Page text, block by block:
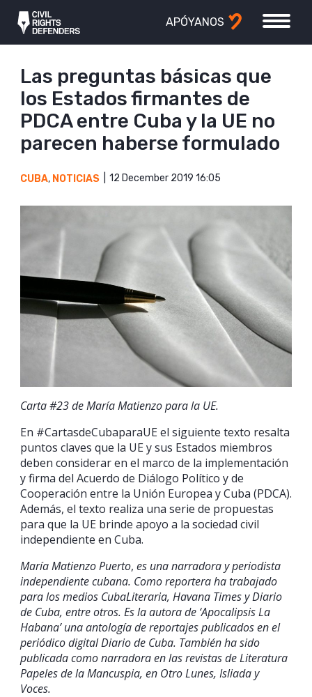
APÓYANOS
Las preguntas básicas que
los Estados firmantes de
PDCA entre Cuba y la UE no
parecen haberse formulado
CUBA, NOTICIAS 12 December 2019 16:05
Carta #23 de María Matienzo para la UE.
En #CartasdeCubaparaUE el siguiente texto resalta
puntos claves que la UE y sus Estados miembros
deben considerar en el marco de la implementación
y firma del Acuerdo de Diálogo Político y de
Cooperación entre la Unión Europea y Cuba (PDCA).
Además, el texto realiza una serie de propuestas
para que la UE brinde apoyo a la sociedad civil
independiente en Cuba.
María Matienzo Puerto, es una narradora y periodista
independiente cubana. Como reportera ha trabajado
para los medios CubaLiteraria, Havana Times y Diario
de Cuba, entre otros. Es la autora de ‘Apocalipsis La
Habana’ una antología de reportajes publicados en el
periódico digital Diario de Cuba. También ha sido
publicada como narradora en las revistas de Literatura
Papeles de la Mancuspia, en Otro Lunes, Isliada y
Voces.